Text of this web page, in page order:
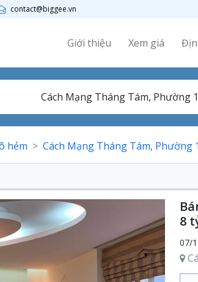
contact@biggee.vn
Giới thiệu Xem giá
hẻm Cách Mạng Tháng Tám, Phường
8
07/